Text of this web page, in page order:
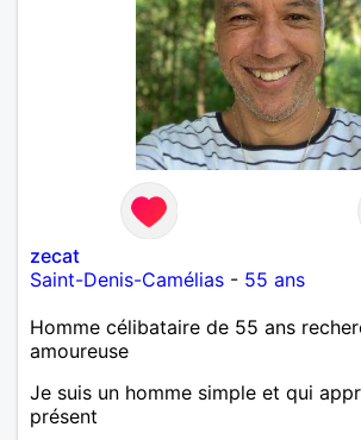
zecat
Saint-Denis-Camélias - 55 ans
Homme célibataire de 55 ans
amoureuse
Je suis un homme simple et qui
présent